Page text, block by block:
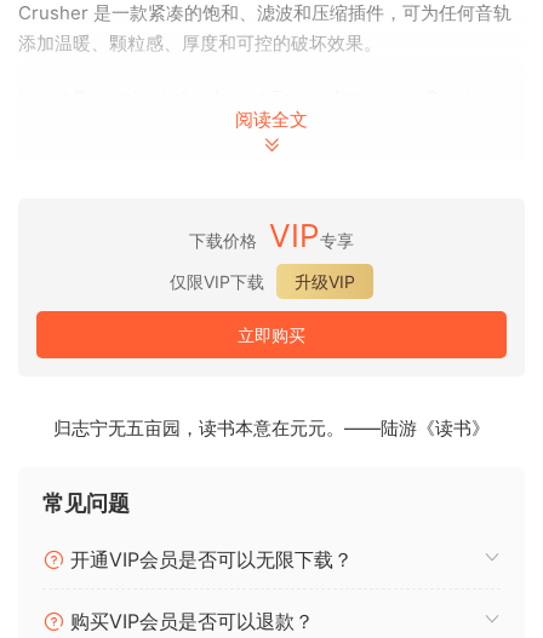
Crusher 是一款紧凑的饱和、滤波和压缩插件，可为任何音轨
添加温暖、颗粒感、厚度和可控的破坏效果。
Insert Dynamics Lab is a character dynamics processor
built around a modelled ’43-style compressor path, with
the tone, movement, and control you’d expect from a
Character-driven saturation for AU and VST3
Vinyl-inspired saturation and tone shaping
to add smooth harmonic weight, motion, and record-like
阅读全文
下载价格 VIP专享
仅限VIP下载
升级VIP
立即购买
归志宁无五亩园，读书本意在元元。——陆游《读书》
常见问题
开通VIP会员是否可以无限下载？
购买VIP会员是否可以退款？